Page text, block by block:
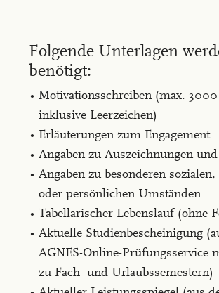
Folgende Unterlagen
benötigt:
Motivationsschreiben (max.
inklusive Leerzeichen)
Erläuterungen zum Engagement
Angaben zu Auszeichnungen
Angaben zu besonderen
oder persönlichen Umständen
Tabellarischer Lebenslauf (ohne
Aktuelle Studienbescheinigung
AGNES-Online-Prüfungsservice
zu Fach- und Urlaubssemestern)